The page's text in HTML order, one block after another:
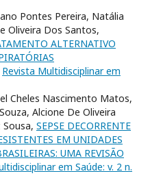
Pontes Pereira, Natália
Oliveira Dos Santos,
ALTERNATIVO
Revista Multidisciplinar em
Cheles Nascimento Matos,
Alcione De Oliveira
SEPSE DECORRENTE
EM UNIDADES
UMA REVISÃO
em Saúde: v. 2 n.